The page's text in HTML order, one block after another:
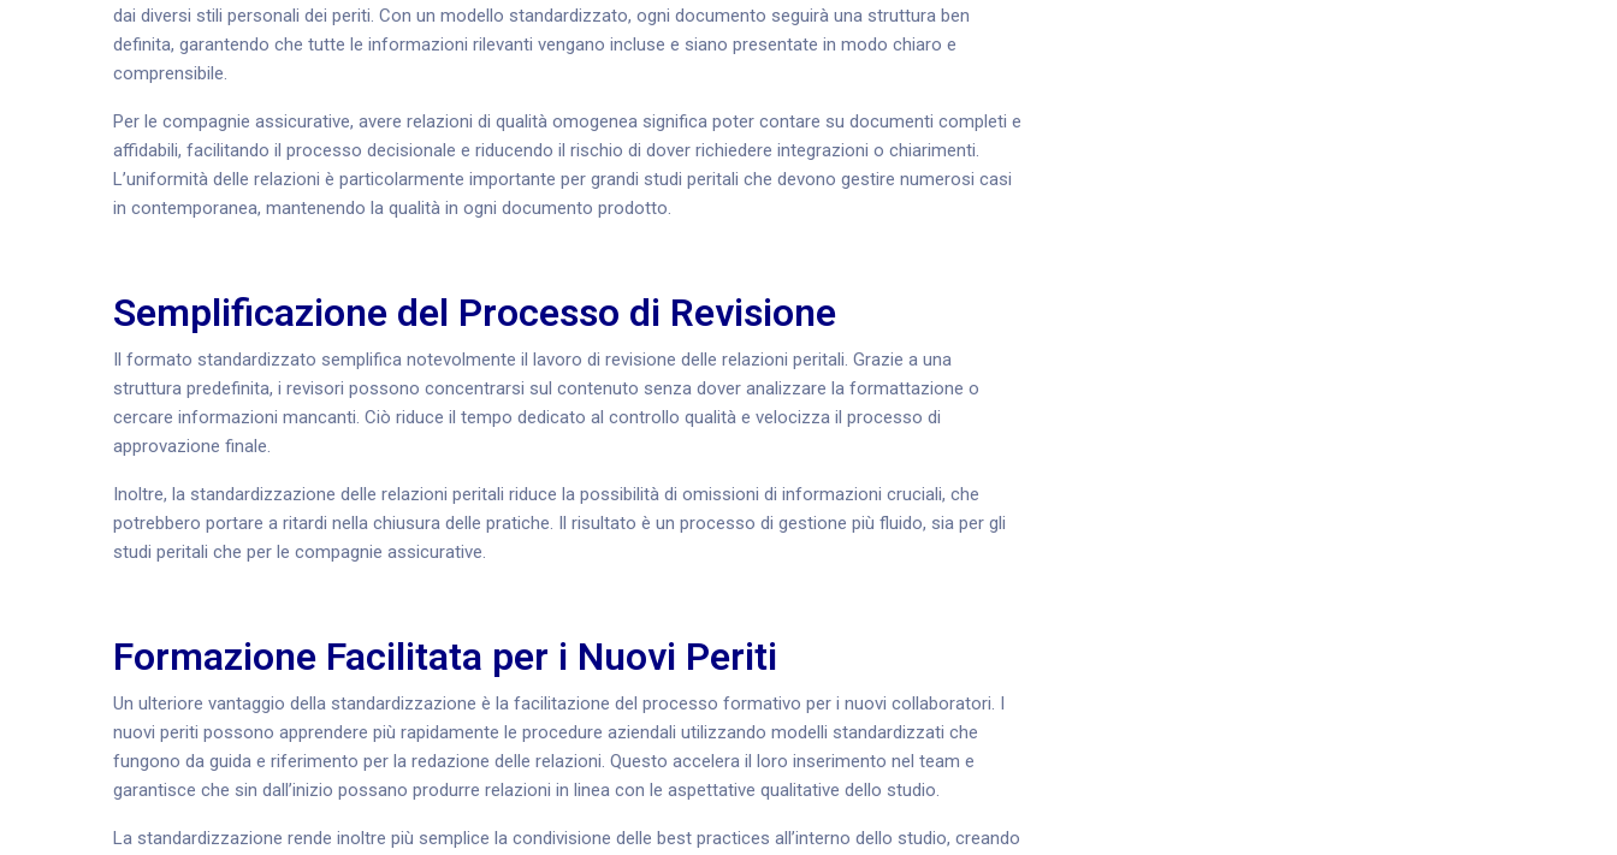
dai diversi stili personali dei periti. Con un modello standardizzato, ogni documento seguirà una struttura ben
definita, garantendo che tutte le informazioni rilevanti vengano incluse e siano presentate in modo chiaro e
comprensibile.
Per le compagnie assicurative, avere relazioni di qualità omogenea significa poter contare su documenti completi e
affidabili, facilitando il processo decisionale e riducendo il rischio di dover richiedere integrazioni o chiarimenti.
L’uniformità delle relazioni è particolarmente importante per grandi studi peritali che devono gestire numerosi casi
in contemporanea, mantenendo la qualità in ogni documento prodotto.
Semplificazione del Processo di Revisione
Il formato standardizzato semplifica notevolmente il lavoro di revisione delle relazioni peritali. Grazie a una
struttura predefinita, i revisori possono concentrarsi sul contenuto senza dover analizzare la formattazione o
cercare informazioni mancanti. Ciò riduce il tempo dedicato al controllo qualità e velocizza il processo di
approvazione finale.
Inoltre, la standardizzazione delle relazioni peritali riduce la possibilità di omissioni di informazioni cruciali, che
potrebbero portare a ritardi nella chiusura delle pratiche. Il risultato è un processo di gestione più fluido, sia per gli
studi peritali che per le compagnie assicurative.
Formazione Facilitata per i Nuovi Periti
Un ulteriore vantaggio della standardizzazione è la facilitazione del processo formativo per i nuovi collaboratori. I
nuovi periti possono apprendere più rapidamente le procedure aziendali utilizzando modelli standardizzati che
fungono da guida e riferimento per la redazione delle relazioni. Questo accelera il loro inserimento nel team e
garantisce che sin dall’inizio possano produrre relazioni in linea con le aspettative qualitative dello studio.
La standardizzazione rende inoltre più semplice la condivisione delle best practices all’interno dello studio, creando